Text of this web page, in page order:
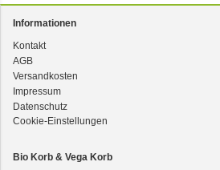
3er-SET Bio Sticks Soft (weiche
Informationen
Kontakt
AGB
Versandkosten
Impressum
Datenschutz
Cookie-Einstellungen
Bio Korb & Vega Korb